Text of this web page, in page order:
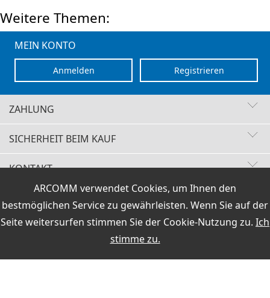
ARCOMM verwendet Cookies, um Ihnen den
bestmöglichen Service zu gewährleisten. Wenn Sie auf der
Seite weitersurfen stimmen Sie der Cookie-Nutzung zu. Ich
stimme zu.
Weitere Themen:
MEIN KONTO
Registrieren
Anmelden
ZAHLUNG
SICHERHEIT BEIM KAUF
Käuferschutz
Datenschutz
perfekter Schutz gegen kriminelle Angriffe
KONTAKT
HOTLINE
+49 (0)30 351 26 92 62
info@hamoffice.de
VERTRAG WIDERRUFEN
Versand / Zahlung AGB & Widerrufsrecht | Impressum
Preisangaben inkl.19% MwSt und zzgl.Service- und